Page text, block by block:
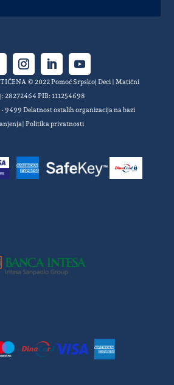
© 2022 Pomoć Srpskoj Deci | Matični
28272464 PIB: 111254698
9499 Delatnost ostalih organizacija na bazi
Politika privatnosti